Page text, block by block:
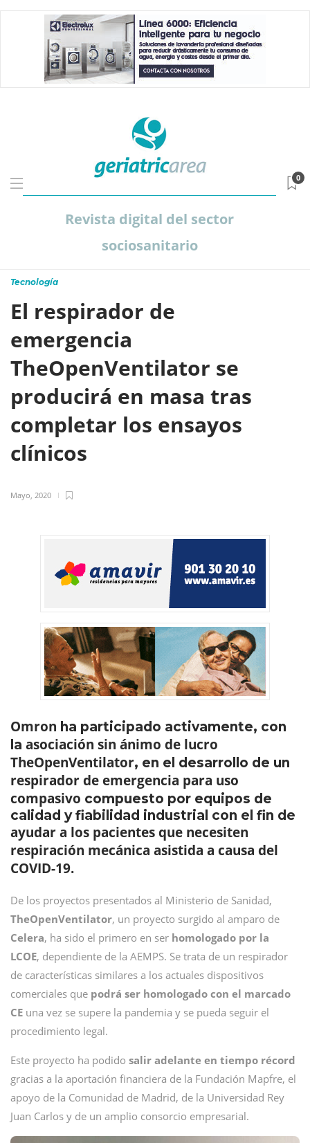
Revista digital del sector
sociosanitario
0
Tecnología
El respirador de
emergencia
TheOpenVentilator se
producirá en masa tras
completar los ensayos
clínicos
Mayo, 2020
Omron ha participado activamente, con
la asociación sin ánimo de lucro
TheOpenVentilator, en el desarrollo de un
respirador de emergencia para uso
compasivo compuesto por equipos de
calidad y fiabilidad industrial con el fin de
ayudar a los pacientes que necesiten
respiración mecánica asistida a causa del
COVID-19.
De los proyectos presentados al Ministerio de Sanidad,
TheOpenVentilator, un proyecto surgido al amparo de
Celera, ha sido el primero en ser homologado por la
LCOE, dependiente de la AEMPS. Se trata de un respirador
de características similares a los actuales dispositivos
comerciales que podrá ser homologado con el marcado
CE una vez se supere la pandemia y se pueda seguir el
procedimiento legal.
Este proyecto ha podido salir adelante en tiempo récord
gracias a la aportación financiera de la Fundación Mapfre, el
apoyo de la Comunidad de Madrid, de la Universidad Rey
Juan Carlos y de un amplio consorcio empresarial.